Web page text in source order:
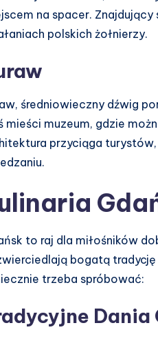
na spacer.
polskich żołnierzy.
średniowieczny dźwig
mieści muzeum, gdzie
przyciąga
to raj dla miłośników
bogatą
trzeba spróbować:
Dania